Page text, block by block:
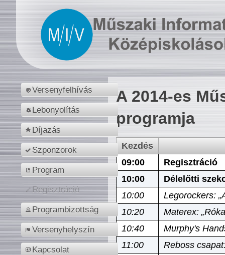
Versenyfelhívás
Lebonyolítás
Díjazás
Szponzorok
Program
Regisztráció
Programbizottság
Versenyhelyszín
Kapcsolat
A 2014-es
programja
Kezdés
09:00
Regisztráció
10:00
Délelőtti
10:00
Legorockers:
10:20
Materex:
10:40
Murphy's
11:00
Reboss